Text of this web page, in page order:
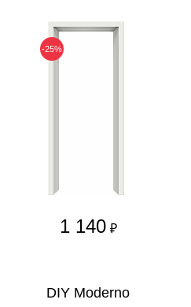
-25%
1 140 ₽
DIY Moderno